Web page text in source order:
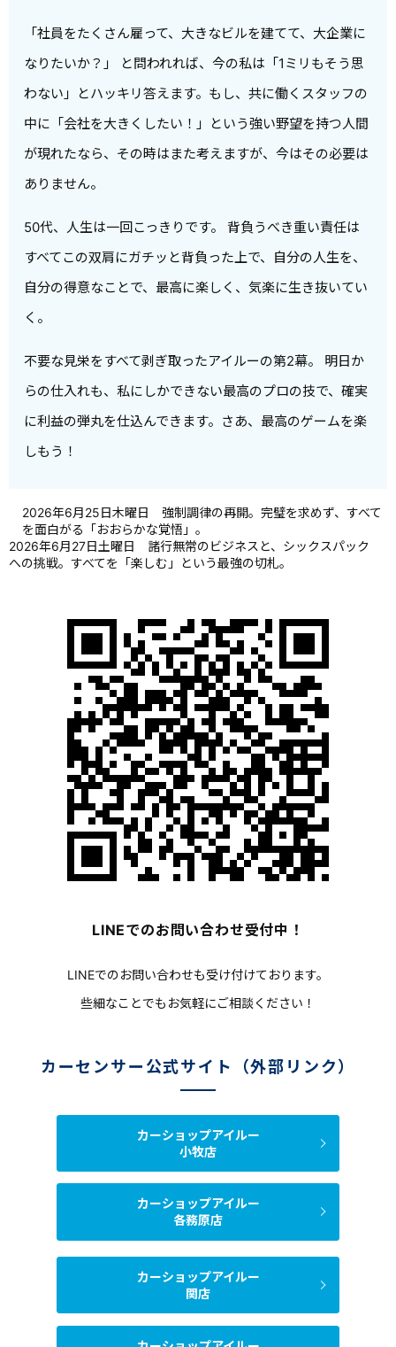
「社員をたくさん雇って、大きなビルを建てて、大企業に
なりたいか？」 と問われれば、今の私は「1ミリもそう思
わない」とハッキリ答えます。もし、共に働くスタッフの
中に「会社を大きくしたい！」という強い野望を持つ人間
が現れたなら、その時はまた考えますが、今はその必要は
ありません。
50代、人生は一回こっきりです。 背負うべき重い責任は
すべてこの双肩にガチッと背負った上で、自分の人生を、
自分の得意なことで、最高に楽しく、気楽に生き抜いてい
く。
不要な見栄をすべて剥ぎ取ったアイルーの第2幕。 明日か
らの仕入れも、私にしかできない最高のプロの技で、確実
に利益の弾丸を仕込んできます。さあ、最高のゲームを楽
しもう！
2026年6月25日木曜日 強制調律の再開。完璧を求めず、すべて
を面白がる「おおらかな覚悟」。
2026年6月27日土曜日 諸行無常のビジネスと、シックスパック
への挑戦。すべてを「楽しむ」という最強の切札。
LINEでのお問い合わせ受付中！
LINEでのお問い合わせも受け付けております。
些細なことでもお気軽にご相談ください！
カーセンサー公式サイト（外部リンク）
カーショップアイルー
小牧店
カーショップアイルー
各務原店
カーショップアイルー
関店